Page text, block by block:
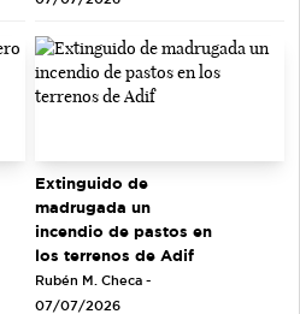
Extinguido de
madrugada un
incendio de pastos en
los terrenos de Adif
Rubén M. Checa -
07/07/2026